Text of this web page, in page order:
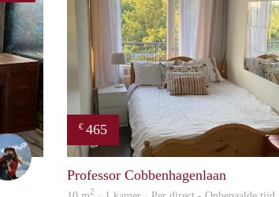
Helma
€ 465
Professor Cobbenhagenlaan
2